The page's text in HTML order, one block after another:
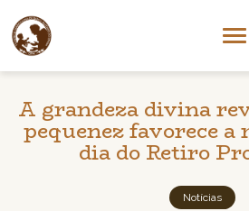
A grandeza divina
pequenez favorece a
dia do Retiro
Notícias